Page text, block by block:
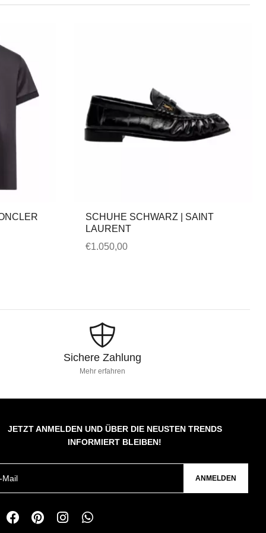
SCHUHE SCHWARZ | SAINT
LAURENT
€1.050,00
Sichere Zahlung
Mehr erfahren
JETZT ANMELDEN UND ÜBER DIE NEUSTEN TRENDS
INFORMIERT BLEIBEN!
ANMELDEN